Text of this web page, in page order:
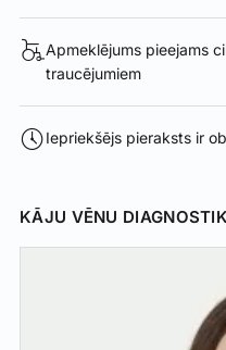
Apmeklējums pieejams
traucējumiem
Iepriekšējs pieraksts ir
KĀJU VĒNU